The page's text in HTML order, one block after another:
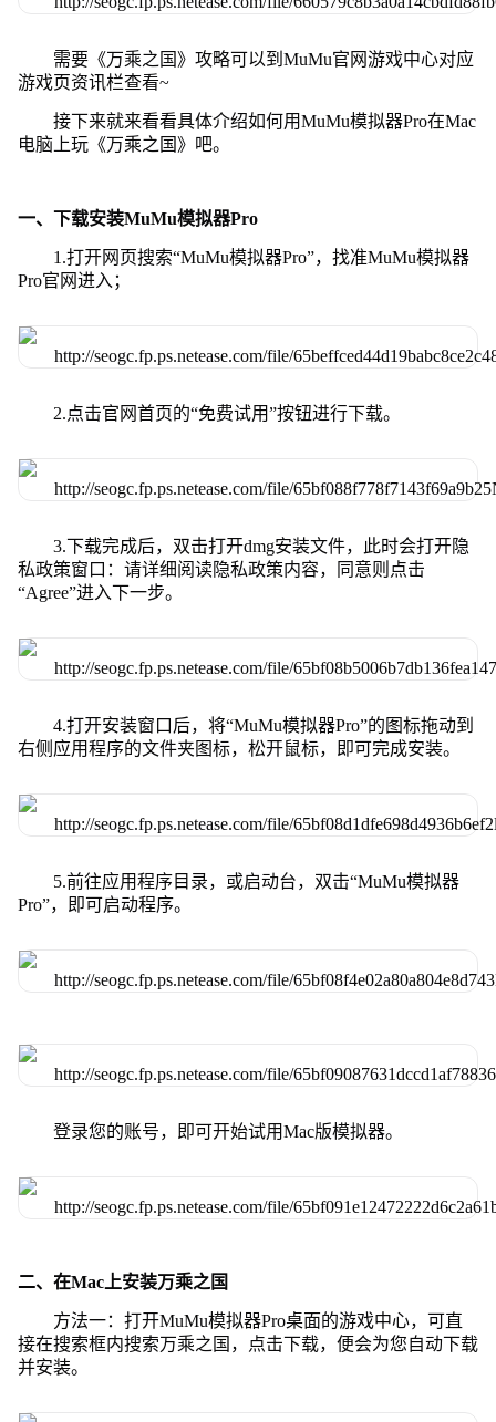
需要《万乘之国》攻略可以到MuMu官网游戏中心对应
游戏页资讯栏查看~
接下来就来看看具体介绍如何用MuMu模拟器Pro在Mac
电脑上玩《万乘之国》吧。
一、下载安装MuMu模拟器Pro
1.打开网页搜索“MuMu模拟器Pro”，找准MuMu模拟器
Pro官网进入；
2.点击官网首页的“免费试用”按钮进行下载。
3.下载完成后，双击打开dmg安装文件，此时会打开隐
私政策窗口：请详细阅读隐私政策内容，同意则点击
“Agree”进入下一步。
4.打开安装窗口后，将“MuMu模拟器Pro”的图标拖动到
右侧应用程序的文件夹图标，松开鼠标，即可完成安装。
5.前往应用程序目录，或启动台，双击“MuMu模拟器
Pro”，即可启动程序。
登录您的账号，即可开始试用Mac版模拟器。
二、在Mac上安装万乘之国
方法一：打开MuMu模拟器Pro桌面的游戏中心，可直
接在搜索框内搜索万乘之国，点击下载，便会为您自动下载
并安装。